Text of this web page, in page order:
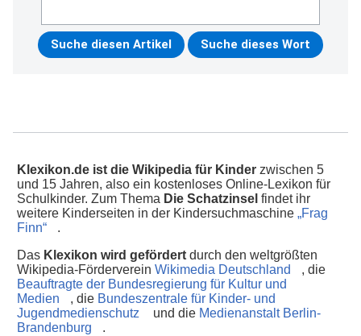
Klexikon.de ist die Wikipedia für Kinder zwischen 5
und 15 Jahren, also ein kostenloses Online-Lexikon für
Schulkinder. Zum Thema Die Schatzinsel findet ihr
weitere Kinderseiten in der Kindersuchmaschine „Frag
Finn“
.
Das Klexikon wird gefördert durch den weltgrößten
Wikipedia-Förderverein Wikimedia Deutschland
, die
Beauftragte der Bundesregierung für Kultur und
Medien
, die Bundeszentrale für Kinder- und
Jugendmedienschutz
und die Medienanstalt Berlin-
Brandenburg
.